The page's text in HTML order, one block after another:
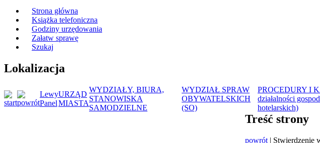
Strona główna
Książka telefoniczna
Godziny urzędowania
Załatw sprawę
Szukaj
Lokalizacja
Lewy
Panel
URZĄD
MIASTA
WYDZIAŁY, BIURA,
STANOWISKA
SAMODZIELNE
WYDZIAŁ SPRAW
OBYWATELSKICH
(SO)
PROCEDURY I
działalności
hotelarskich)
Treść strony
powrót | Stwierdzenie